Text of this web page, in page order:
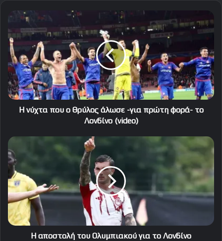
Η
που
ο
Θρύλος
άλωσε
-για
πρώτη
φορά-
Η νύχτα που ο Θρύλος άλωσε -για πρώτη φορά- το
Λονδίνο (video)
Η
αποστολή
του
Ολυμπιακού
για
το
Λονδίνο
Η αποστολή του Ολυμπιακού για το Λονδίνο